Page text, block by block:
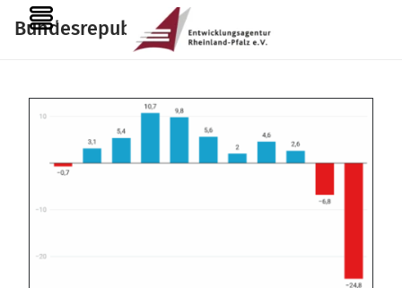
Inhalt
Bundesrepublik
MENU